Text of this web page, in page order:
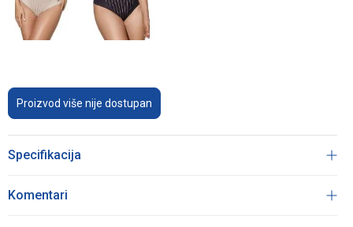
Proizvod više nije dostupan
Specifikacija
Komentari